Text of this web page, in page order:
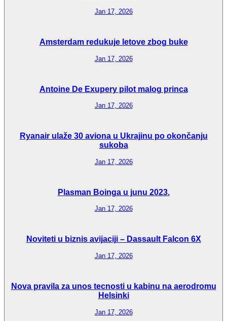
Jan 17, 2026
Amsterdam redukuje letove zbog buke
Jan 17, 2026
Antoine De Exupery pilot malog princa
Jan 17, 2026
Ryanair ulaže 30 aviona u Ukrajinu po okončanju
sukoba
Jan 17, 2026
Plasman Boinga u junu 2023.
Jan 17, 2026
Noviteti u biznis avijaciji – Dassault Falcon 6X
Jan 17, 2026
Nova pravila za unos tecnosti u kabinu na aerodromu
Helsinki
Jan 17, 2026